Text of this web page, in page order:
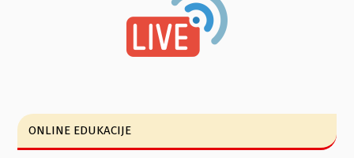
ONLINE EDUKACIJE